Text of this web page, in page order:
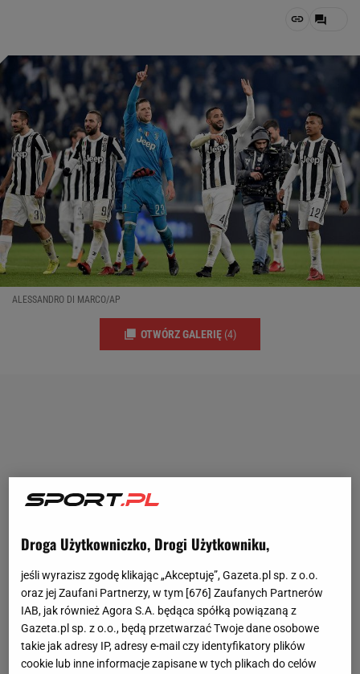
ALESSANDRO DI MARCO/AP
OTWÓRZ GALERIĘ (4)
Droga Użytkowniczko, Drogi Użytkowniku,
jeśli wyrazisz zgodę klikając „Akceptuję”, Gazeta.pl sp. z o.o.
oraz jej Zaufani Partnerzy, w tym [676] Zaufanych Partnerów
IAB, jak również Agora S.A. będąca spółką powiązaną z
Gazeta.pl sp. z o.o., będą przetwarzać Twoje dane osobowe
takie jak adresy IP, adresy e-mail czy identyfikatory plików
cookie lub inne informacje zapisane w tych plikach do celów